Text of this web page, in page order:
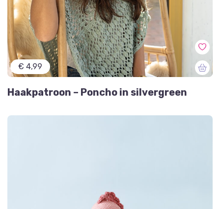
€ 4,99
Haakpatroon – Poncho in silvergreen